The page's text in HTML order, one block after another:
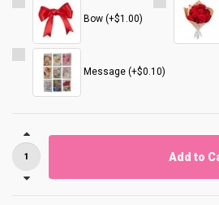
Bow (+$1.00)
Message (+$0.10)
Add to